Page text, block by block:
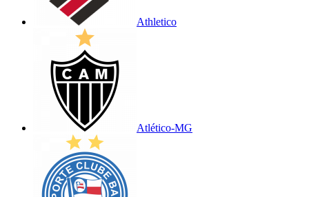
Athletico
Atlético-MG